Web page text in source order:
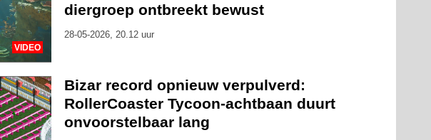
VIDEO
diergroep ontbreekt bewust
28-05-2026, 20.12 uur
Bizar record opnieuw verpulverd:
RollerCoaster Tycoon-achtbaan duurt
onvoorstelbaar lang